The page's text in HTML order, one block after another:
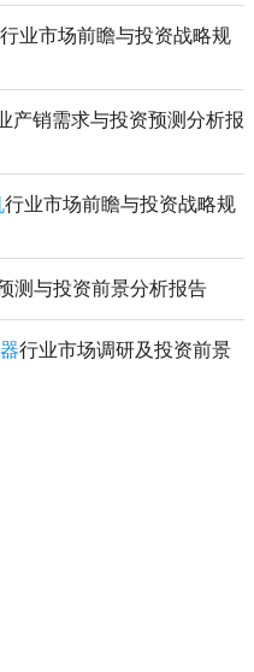
行业市场前瞻与投资战略规
产销需求与投资预测分析报
行业市场前瞻与投资战略规
测与投资前景分析报告
行业市场调研及投资前景